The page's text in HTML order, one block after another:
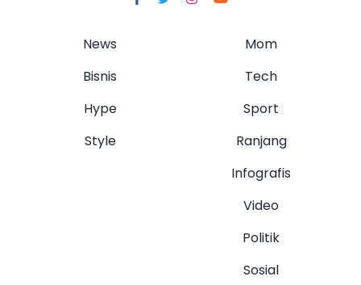
News
Bisnis
Hype
Style
Mom
Tech
Sport
Ranjang
Infografis
Video
Politik
Sosial